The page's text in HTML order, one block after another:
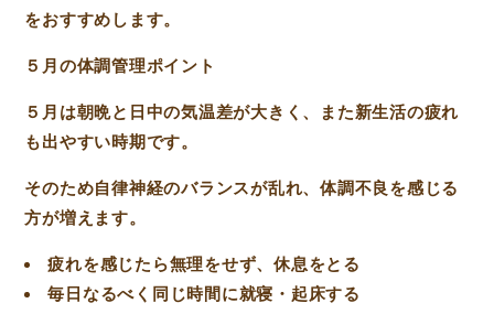
をおすすめします。
５月の体調管理ポイント
５月は朝晩と日中の気温差が大きく、また新生活の疲れ
も出やすい時期です。
そのため自律神経のバランスが乱れ、体調不良を感じる
方が増えます。
疲れを感じたら無理をせず、休息をとる
毎日なるべく同じ時間に就寝・起床する